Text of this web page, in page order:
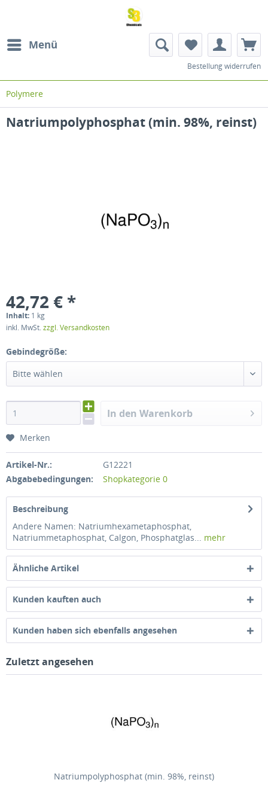
Menü
Bestellung widerrufen
Polymere
Natriumpolyphosphat (min. 98%, reinst)
42,72 € *
Inhalt: 1 kg
inkl. MwSt.zzgl. Versandkosten
Gebindegröße:
Bitte wählen
In den Warenkorb
Merken
Artikel-Nr.:
G12221
Abgabebedingungen:
Shopkategorie 0
Beschreibung
Andere Namen: Natriumhexametaphosphat,
Natriummetaphosphat, Calgon, Phosphatglas... mehr
Ähnliche Artikel
Kunden kauften auch
Kunden haben sich ebenfalls angesehen
Zuletzt angesehen
Natriumpolyphosphat (min. 98%, reinst)